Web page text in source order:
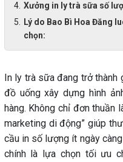
Xưởng in ly trà sữa số
Lý do Bao Bì Hoa Đăng
chọn:
In ly trà sữa đang trở thành
đồ uống xây dựng hình
hàng. Không chỉ đơn thuần
marketing di động” giúp
cầu in số lượng ít ngày
chính là lựa chọn tối ưu